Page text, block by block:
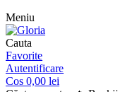
Meniu
Cauta
Favorite
Autentificare
Cos 0,00 lei